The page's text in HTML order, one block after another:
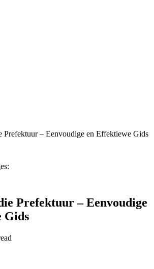
Prefektuur – Eenvoudige en Effektiewe Gids
Prefektuur – Eenvoudige
Gids